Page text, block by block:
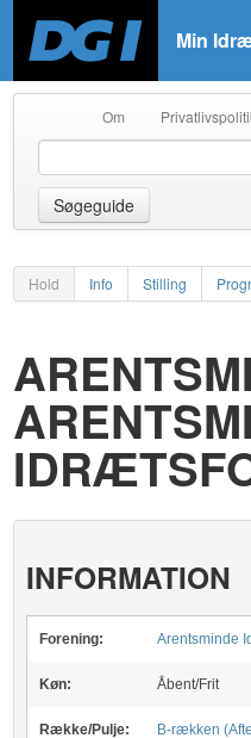
Min
Om
Søgeguide
Hold Info Stilling
INFORMATION
Forening: Arentsminde
Køn: Åbent/Frit
Række/Pulje: B-rækken